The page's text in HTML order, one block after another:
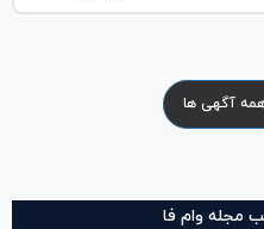
آگهی ها
مجله وام فا